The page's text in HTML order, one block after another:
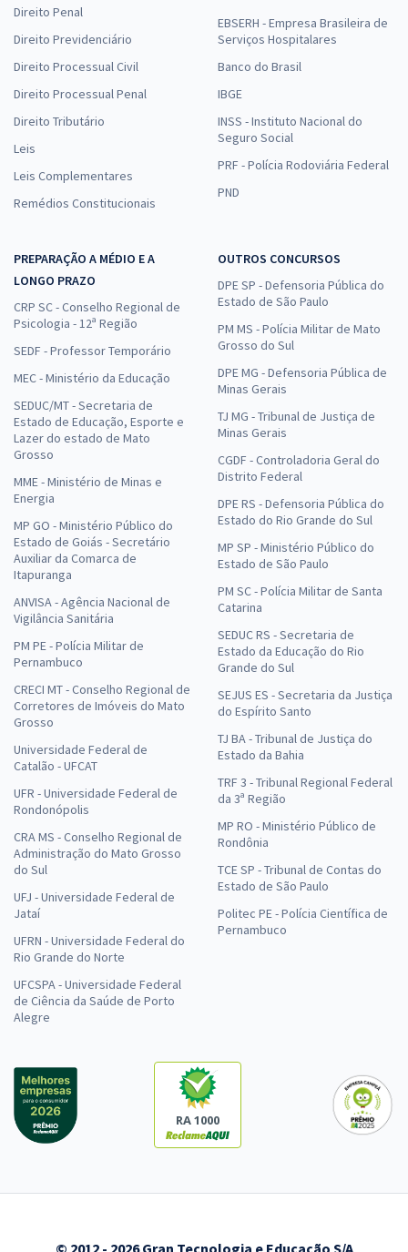
Direito Penal
Direito Previdenciário
Direito Processual Civil
Direito Processual Penal
Direito Tributário
Leis
Leis Complementares
Remédios Constitucionais
EBSERH - Empresa Brasileira de
Serviços Hospitalares
Banco do Brasil
IBGE
INSS - Instituto Nacional do
Seguro Social
PRF - Polícia Rodoviária Federal
PND
PREPARAÇÃO A MÉDIO E A
LONGO PRAZO
CRP SC - Conselho Regional de
Psicologia - 12ª Região
SEDF - Professor Temporário
MEC - Ministério da Educação
SEDUC/MT - Secretaria de
Estado de Educação, Esporte e
Lazer do estado de Mato
Grosso
MME - Ministério de Minas e
Energia
MP GO - Ministério Público do
Estado de Goiás - Secretário
Auxiliar da Comarca de
Itapuranga
ANVISA - Agência Nacional de
Vigilância Sanitária
PM PE - Polícia Militar de
Pernambuco
CRECI MT - Conselho Regional de
Corretores de Imóveis do Mato
Grosso
Universidade Federal de
Catalão - UFCAT
UFR - Universidade Federal de
Rondonópolis
CRA MS - Conselho Regional de
Administração do Mato Grosso
do Sul
UFJ - Universidade Federal de
Jataí
UFRN - Universidade Federal do
Rio Grande do Norte
UFCSPA - Universidade Federal
de Ciência da Saúde de Porto
Alegre
OUTROS CONCURSOS
DPE SP - Defensoria Pública do
Estado de São Paulo
PM MS - Polícia Militar de Mato
Grosso do Sul
DPE MG - Defensoria Pública de
Minas Gerais
TJ MG - Tribunal de Justiça de
Minas Gerais
CGDF - Controladoria Geral do
Distrito Federal
DPE RS - Defensoria Pública do
Estado do Rio Grande do Sul
MP SP - Ministério Público do
Estado de São Paulo
PM SC - Polícia Militar de Santa
Catarina
SEDUC RS - Secretaria de
Estado da Educação do Rio
Grande do Sul
SEJUS ES - Secretaria da Justiça
do Espírito Santo
TJ BA - Tribunal de Justiça do
Estado da Bahia
TRF 3 - Tribunal Regional Federal
da 3ª Região
MP RO - Ministério Público de
Rondônia
TCE SP - Tribunal de Contas do
Estado de São Paulo
Politec PE - Polícia Científica de
Pernambuco
RA 1000
© 2012 - 2026 Gran Tecnologia e Educação S/A